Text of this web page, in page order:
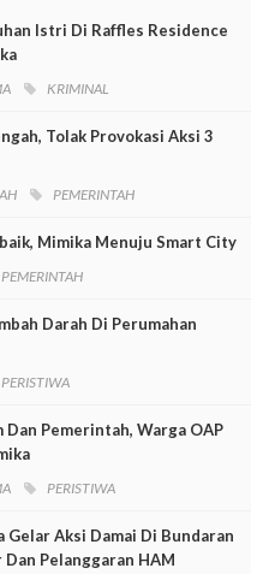
Istri Di Raffles Residence
KRIMINAL
Tolak Provokasi Aksi 3
PEMERINTAH
Mimika Menuju Smart City
PEMERINTAH
Darah Di Perumahan
PERISTIWA
Pemerintah, Warga OAP
PERISTIWA
Aksi Damai Di Bundaran
Pelanggaran HAM